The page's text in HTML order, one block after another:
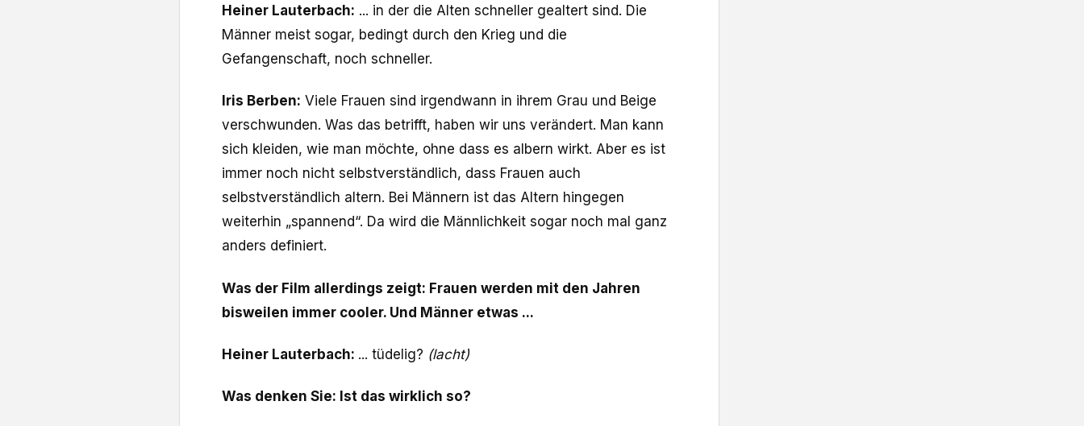
Heiner Lauterbach: ... in der die Alten schneller gealtert sind. Die
Männer meist sogar, bedingt durch den Krieg und die
Gefangenschaft, noch schneller.
Iris Berben: Viele Frauen sind irgendwann in ihrem Grau und Beige
verschwunden. Was das betrifft, haben wir uns verändert. Man kann
sich kleiden, wie man möchte, ohne dass es albern wirkt. Aber es ist
immer noch nicht selbstverständlich, dass Frauen auch
selbstverständlich altern. Bei Männern ist das Altern hingegen
weiterhin „spannend“. Da wird die Männlichkeit sogar noch mal ganz
anders definiert.
Was der Film allerdings zeigt: Frauen werden mit den Jahren
bisweilen immer cooler. Und Männer etwas ...
Heiner Lauterbach: ... tüdelig? (lacht)
Was denken Sie: Ist das wirklich so?